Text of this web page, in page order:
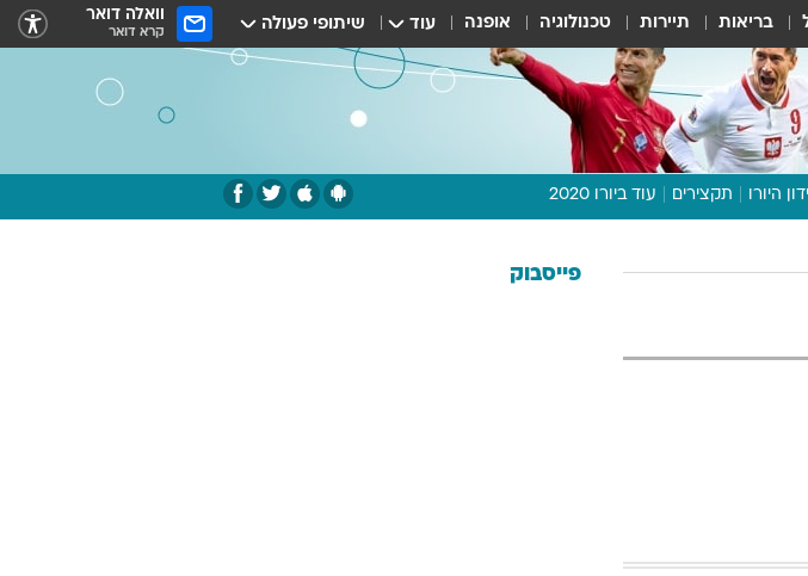
בריאות תיירות טכנולוגיה אופנה עוד שיתופי פעולה וואלה דואר
קרא דואר
היורו תקצירים עוד ביורו 2020
תכנית היורו פייסבוק